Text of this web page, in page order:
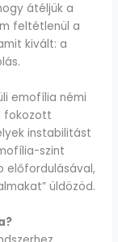
átéljük a
feltétlenül a
kivált: a
emofília némi
fokozott
instabilitást
szint
előfordulásával,
üldözöd.